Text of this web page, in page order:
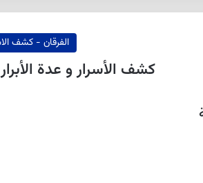
الفرقان - كشف
كشف الأسرار و عدة